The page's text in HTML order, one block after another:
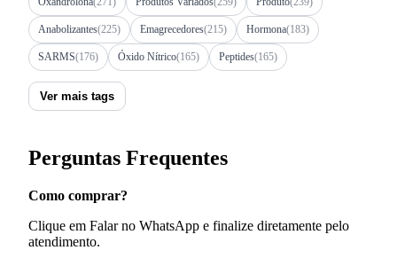
Anabolizantes(225) Emagrecedores(215) Hormona(183)
SARMS(176) Óxido Nítrico(165) Peptides(165)
Ver mais tags
Perguntas Frequentes
Como comprar?
Clique em Falar no WhatsApp e finalize diretamente pelo
atendimento.